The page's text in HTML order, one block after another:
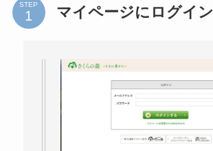
STEP マイページにログイン